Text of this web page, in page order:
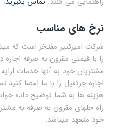
نرخ های مناسب
شرکت امیرکبیر مفتخر است که
را با قیمتی مقرون به صرفه
مشتریان خود به آنها خدمات ارایه
اجاره جرثقیل را با ما امضا
هزینه ها به شما توضیح داده
راه حلهای مقرون به صرفه به
خود متعهد میباشد.